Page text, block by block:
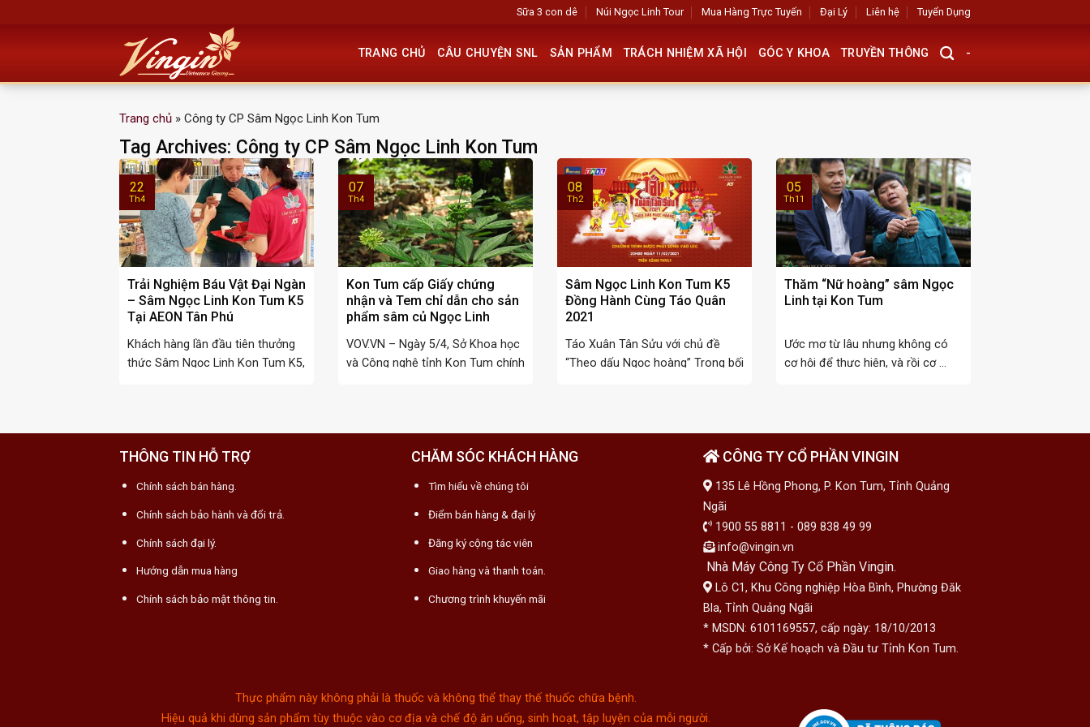
Sữa 3 con dê Núi Ngọc Linh Tour Mua Hàng Trực Tuyến Đại Lý Liên hệ Tuyển Dụng
TRANG CHỦ CÂU CHUYỆN SNL SẢN PHẨM TRÁCH NHIỆM XÃ HỘI GÓC Y KHOA TRUYỀN THÔNG -
Trang chủ » Công ty CP Sâm Ngọc Linh Kon Tum
Tag Archives: Công ty CP Sâm Ngọc Linh Kon Tum
Trải Nghiệm Báu Vật Đại Ngàn
– Sâm Ngọc Linh Kon Tum K5
Tại AEON Tân Phú
Khách hàng lần đầu tiên thưởng
thức Sâm Ngọc Linh Kon Tum K5,
22
Th4
Kon Tum cấp Giấy chứng
nhận và Tem chỉ dẫn cho sản
phẩm sâm củ Ngọc Linh
VOV.VN – Ngày 5/4, Sở Khoa học
và Công nghệ tỉnh Kon Tum chính
07
Th4
Sâm Ngọc Linh Kon Tum K5
Đồng Hành Cùng Táo Quân
2021
Táo Xuân Tân Sửu với chủ đề
“Theo dấu Ngọc hoàng” Trong bối
08
Th2
Thăm “Nữ hoàng” sâm Ngọc
Linh tại Kon Tum
Ước mơ từ lâu nhưng không có
cơ hội để thực hiện, và rồi cơ ...
05
Th11
THÔNG TIN HỖ TRỢ
Chính sách bán hàng.
Chính sách bảo hành và đổi trả.
Chính sách đại lý.
Hướng dẫn mua hàng
Chính sách bảo mật thông tin.
CHĂM SÓC KHÁCH HÀNG
Tìm hiểu về chúng tôi
Điểm bán hàng & đại lý
Đăng ký cộng tác viên
Giao hàng và thanh toán.
Chương trình khuyến mãi
CÔNG TY CỔ PHẦN VINGIN
135 Lê Hồng Phong, P. Kon Tum, Tỉnh Quảng
Ngãi
1900 55 8811 - 089 838 49 99
info@vingin.vn
Nhà Máy Công Ty Cổ Phần Vingin.
Lô C1, Khu Công nghiệp Hòa Bình, Phường Đăk
Bla, Tỉnh Quảng Ngãi
* MSDN: 6101169557, cấp ngày: 18/10/2013
* Cấp bởi: Sở Kế hoạch và Đầu tư Tỉnh Kon Tum.
Thực phẩm này không phải là thuốc và không thể thay thế thuốc chữa bệnh.
Hiệu quả khi dùng sản phẩm tùy thuộc vào cơ địa và chế độ ăn uống, sinh hoạt, tập luyện của mỗi người.